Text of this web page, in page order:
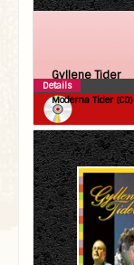
Gyllene Tider
Moderna Tider (CD)
Details